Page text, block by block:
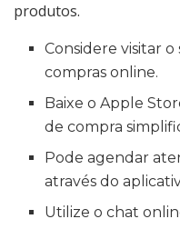
produtos.
Considere visitar
compras online.
Baixe o Apple
de compra
Pode agendar
através do
Utilize o chat